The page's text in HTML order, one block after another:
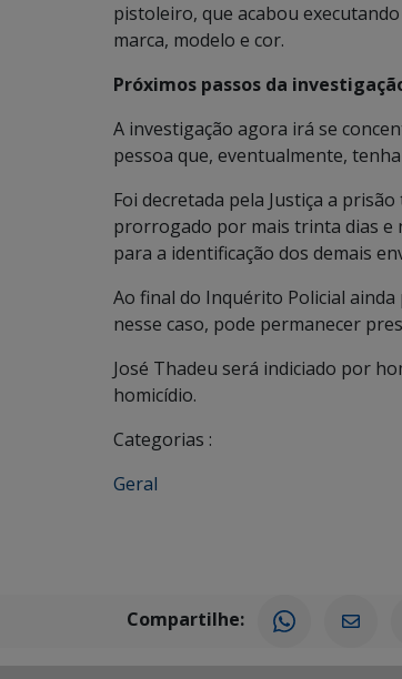
pistoleiro, que acabou
marca, modelo e cor.
Próximos passos da
A investigação agora irá se
pessoa que, eventualmente,
Foi decretada pela Justiça a
prorrogado por mais trinta dias e
para a identificação dos demais
Ao final do Inquérito Policial
nesse caso, pode permanecer
José Thadeu será indiciado por
homicídio.
Categorias :
Geral
Compartilhe: